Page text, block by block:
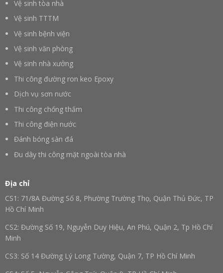
Vệ sinh tòa nhà
Vệ sinh TTTM
Vệ sinh bệnh viện
Vệ sinh văn phòng
Vệ sinh nhà xưởng
Thi công đường ron keo Epoxy
Dịch vụ sơn nước
Thi công chống thấm
Thi công điện nước
Đánh bóng sàn đá
Đu dây thi công mặt ngoài tòa nhà
Địa chỉ
CS1: 71/8A Đường Số 8, Phường Trường Thọ, Quận Thủ Đức, TP
Hồ Chí Minh
CS2: Đường Số 19, Nguyễn Duy Hiệu, An Phú, Quận 2, Tp Hồ Chí
Minh
CS3: Số 14 Đường Lý Long Tường, Quận 7, TP Hồ Chí Minh